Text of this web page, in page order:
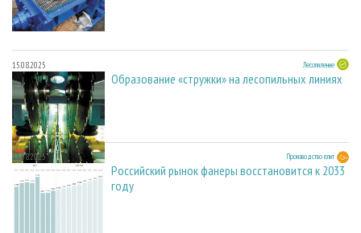
15.08.2025 Лесопиление
Образование «стружки» на лесопильных линиях
15.08.2025 Производство плит
Российский рынок фанеры восстановится к 2033
году